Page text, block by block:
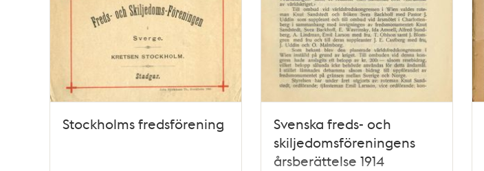
Stockholms fredsförening
Svenska freds- och
skiljedomsföreningens
årsberättelse 1914